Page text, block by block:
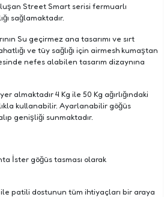
Street Smart serisi fermuarlı
sağlamaktadır.
Su geçirmez ana tasarımı ve sırt
ve tüy sağlığı için airmesh kumaştan
nefes alabilen tasarım dizaynına
almaktadır 4 Kg ile 50 Kg ağırlığındaki
kullanabilir. Ayarlanabilir göğüs
genişliği sunmaktadır.
İster göğüs tasması olarak
ile patili dostunun tüm ihtiyaçları bir araya